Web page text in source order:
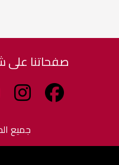
صفحاتنا على
جميع